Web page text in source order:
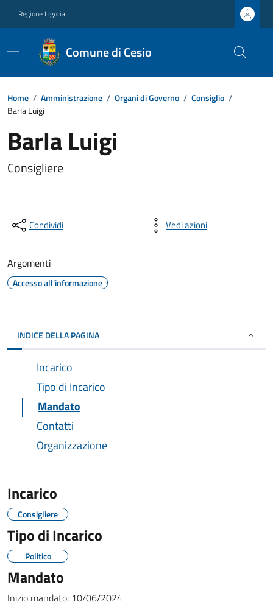
Regione Liguria
Comune di Cesio
Home / Amministrazione / Organi di Governo / Consiglio /
Barla Luigi
Barla Luigi
Consigliere
Condividi Vedi azioni
Argomenti
Accesso all'informazione
INDICE DELLA PAGINA
Incarico
Tipo di Incarico
Mandato
Contatti
Organizzazione
Incarico
Consigliere
Tipo di Incarico
Politico
Mandato
Inizio mandato: 10/06/2024